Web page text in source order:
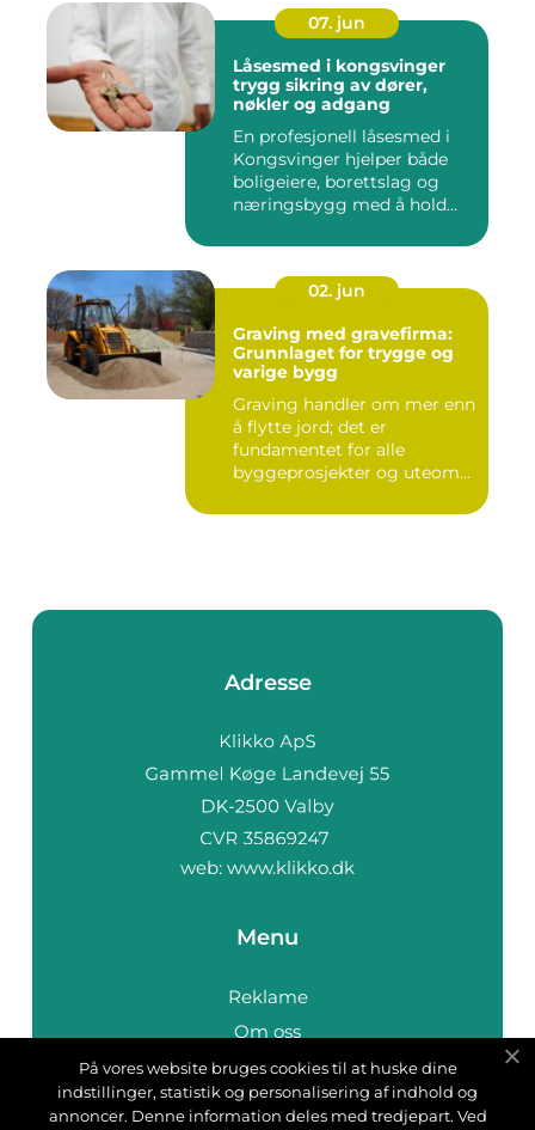
07. jun
Låsesmed i kongsvinger
trygg sikring av dører,
nøkler og adgang
En profesjonell låsesmed i
Kongsvinger hjelper både
boligeiere, borettslag og
næringsbygg med å hold...
02. jun
Graving med gravefirma:
Grunnlaget for trygge og
varige bygg
Graving handler om mer enn
å flytte jord; det er
fundamentet for alle
byggeprosjekter og uteom...
Adresse
web: www.klikko.dk
Menu
Reklame
Om oss
Cookies
Kontakt Oss
På vores website bruges cookies til at huske dine
indstillinger, statistik og personalisering af indhold og
annoncer. Denne information deles med tredjepart. Ved